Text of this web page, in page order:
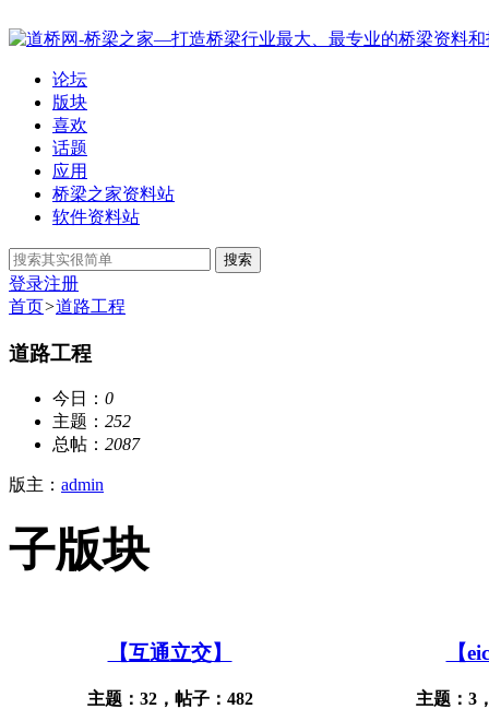
论坛
版块
喜欢
话题
应用
桥梁之家资料站
软件资料站
搜索
登录注册
首页>道路工程
道路工程
今日： 0
主题： 252
总帖： 2087
版主： admin
子版块
【互通立交】
主题：32，帖子：482
【
主题：3